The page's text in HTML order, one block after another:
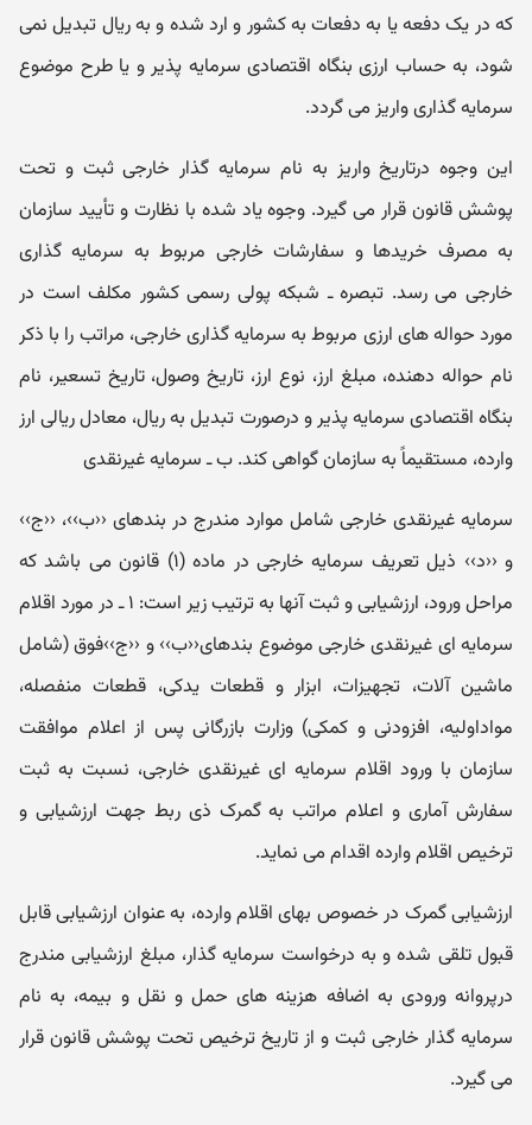
که در یک دفعه یا به دفعات به کشور و ارد شده و به ریال تبدیل نمی
شود، به حساب ارزی بنگاه اقتصادی سرمایه پذیر و یا طرح موضوع
سرمایه گذاری واریز می گردد.
این وجوه درتاریخ واریز به نام سرمایه گذار خارجی ثبت و تحت
پوشش قانون قرار می گیرد. وجوه یاد شده با نظارت و تأیید سازمان
به مصرف خریدها و سفارشات خارجی مربوط به سرمایه گذاری
خارجی می رسد. تبصره ـ شبکه پولی رسمی کشور مکلف است در
مورد حواله های ارزی مربوط به سرمایه گذاری خارجی، مراتب را با ذکر
نام حواله دهنده، مبلغ ارز، نوع ارز، تاریخ وصول، تاریخ تسعیر، نام
بنگاه اقتصادی سرمایه پذیر و درصورت تبدیل به ریال، معادل ریالی ارز
وارده، مستقیماً به سازمان گواهی کند. ب ـ سرمایه غیرنقدی
سرمایه غیرنقدی خارجی شامل موارد مندرج در بندهای ‹‹ب››، ‹‹ج››
و ‹‹د›› ذیل تعریف سرمایه خارجی در ماده (۱) قانون می باشد که
مراحل ورود، ارزشیابی و ثبت آنها به ترتیب زیر است: ۱ ـ در مورد اقلام
سرمایه ای غیرنقدی خارجی موضوع بندهای‹‹ب›› و ‹‹ج››فوق (شامل
ماشین آلات، تجهیزات، ابزار و قطعات یدکی، قطعات منفصله،
مواداولیه، افزودنی و کمکی) وزارت بازرگانی پس از اعلام موافقت
سازمان با ورود اقلام سرمایه ای غیرنقدی خارجی، نسبت به ثبت
سفارش آماری و اعلام مراتب به گمرک ذی ربط جهت ارزشیابی و
ترخیص اقلام وارده اقدام می نماید.
ارزشیابی گمرک در خصوص بهای اقلام وارده، به عنوان ارزشیابی قابل
قبول تلقی شده و به درخواست سرمایه گذار، مبلغ ارزشیابی مندرج
درپروانه ورودی به اضافه هزینه های حمل و نقل و بیمه، به نام
سرمایه گذار خارجی ثبت و از تاریخ ترخیص تحت پوشش قانون قرار
می گیرد.